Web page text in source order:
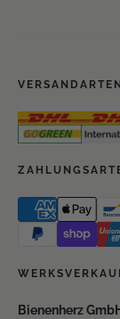
Bienenherz